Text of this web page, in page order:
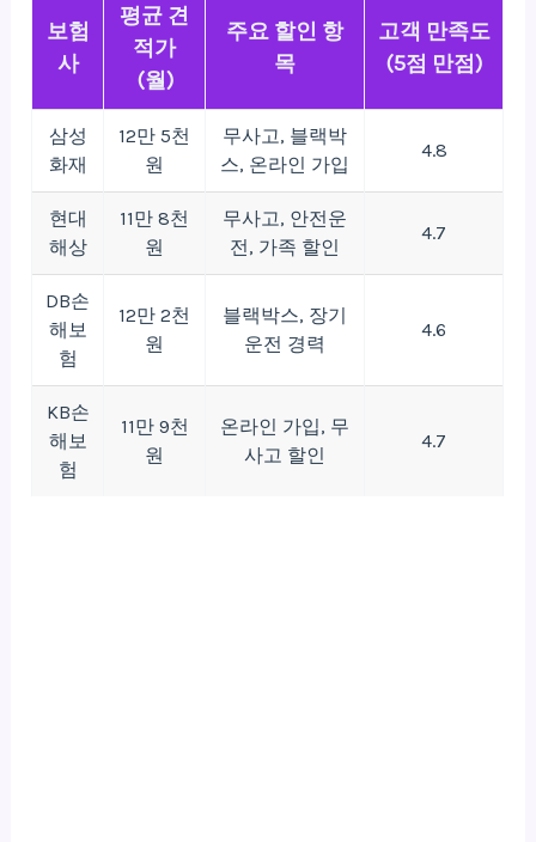
보험
사
평균 견
적가
(월)
주요 할인 항
목
고객 만족도
(5점 만점)
삼성
화재
12만 5천
원
무사고, 블랙박
스, 온라인 가입
4.8
현대
해상
11만 8천
원
무사고, 안전운
전, 가족 할인
4.7
DB손
해보
험
12만 2천
원
블랙박스, 장기
운전 경력
4.6
KB손
해보
험
11만 9천
원
온라인 가입, 무
사고 할인
4.7